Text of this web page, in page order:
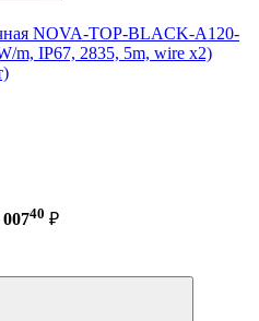
NOVA-TOP-BLACK-A120-
m, IP67, 2835, 5m, wire x2)
00740 ₽